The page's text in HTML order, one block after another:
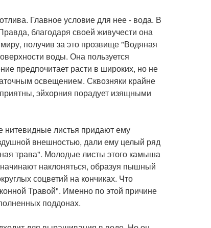
Главное условие для нее - вода. В
благодаря своей живучести она
получив за это прозвище "Водяная
воды. Она пользуется
предпочитает расти в широких, но не
освещением. Сквозняки крайне
эйхорния порадует изящными
нитевидные листья придают ему
внешностью, дали ему целый ряд
трава". Молодые листы этого камыша
наклоняться, образуя пышный
соцветий на кончиках. Что
Травой". Именно по этой причине
поддонах.